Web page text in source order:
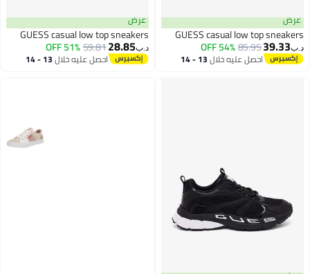
عرض
GUESS casual low top sneakers
د.ب‏39.33
85.95
54% OFF
احصل عليه خلال 13 - 14
عرض
GUESS casual low top sneakers
د.ب‏28.85
59.81
51% OFF
احصل عليه خلال 13 - 14